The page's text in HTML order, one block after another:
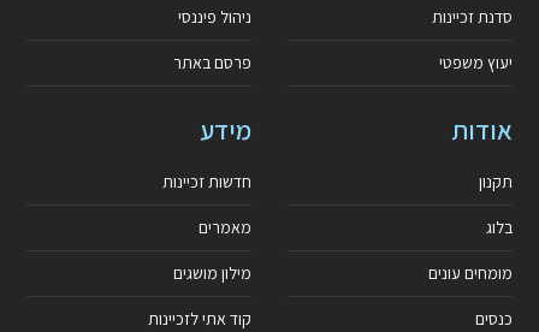
סדנת זכיינות
יעוץ משפטי
ניהול פיננסי
פרסם באתר
אודות
תקנון
בלוג
מומחים עונים
כנסים
מידע
חדשות זכיינות
מאמרים
מילון מושגים
קוד אתי לזכיינות